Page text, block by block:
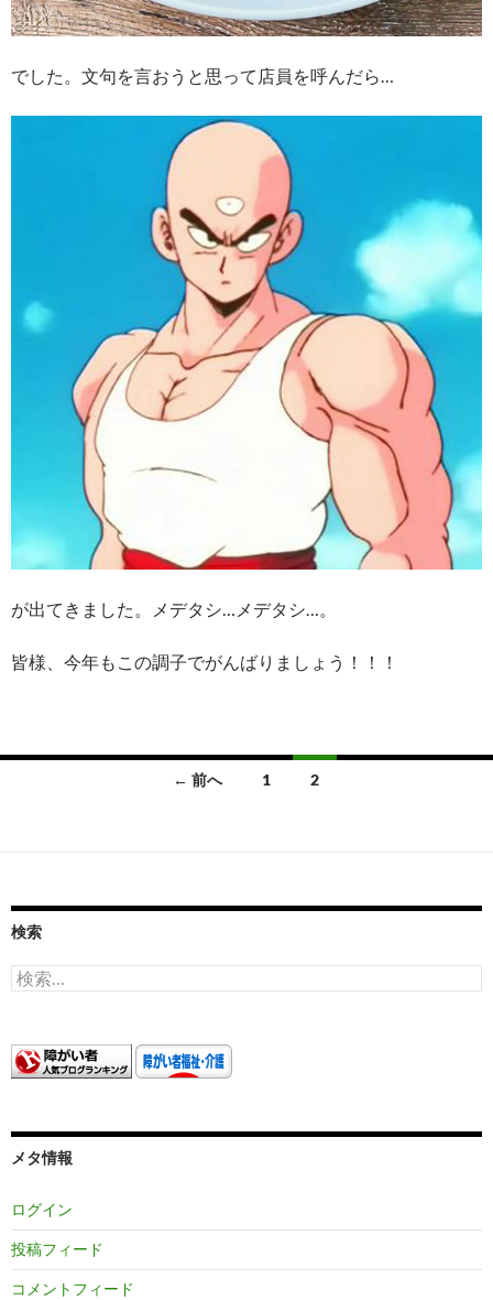
でした。文句を言おうと思って店員を呼んだら…
が出てきました。メデタシ…メデタシ…。
皆様、今年もこの調子でがんばりましょう！！！
ナ
ゲ
ー
ョ
ン
← 前へ 1 2
検索
検
索:
メタ情報
ログイン
投稿フィード
コメントフィード